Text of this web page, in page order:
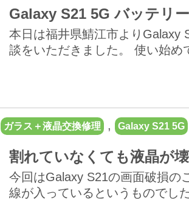
Galaxy S21 5G バッテリ
本日は福井県鯖江市よりGalaxy
談をいただきました。 使い始め
ガラス＋液晶交換修理 , Galaxy S21 5G
割れていなくても液晶が
今回はGalaxy S21の画面破損の
線が入っているというものでし